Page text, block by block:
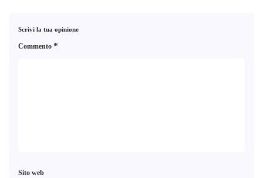
Scrivi la tua opinione
Commento *
Sito web